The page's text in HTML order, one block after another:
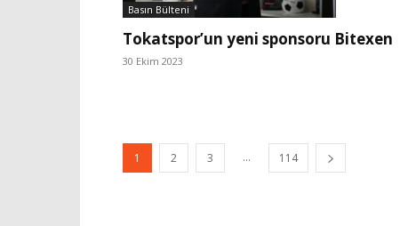
Basın Bülteni
Tokatspor’un yeni sponsoru Bitexen
30 Ekim 2023
1 2 3 ... 114